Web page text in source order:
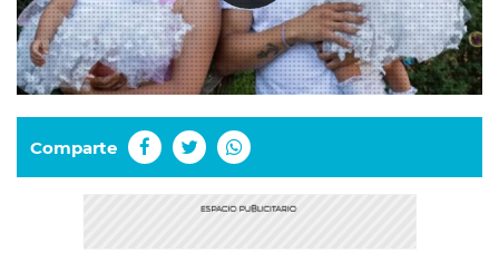
Comparte